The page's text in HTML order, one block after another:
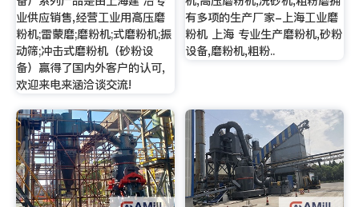
业供应销售,经营工业用高压磨
粉机;雷蒙磨;磨粉机;式磨粉机;振
动筛;冲击式磨粉机（砂粉设
备）赢得了国内外客户的认可,
欢迎来电来涵洽谈交流!
有多项的生产厂家-上海工业磨
粉机 上海 专业生产磨粉机,砂粉
设备,磨粉机,粗粉..